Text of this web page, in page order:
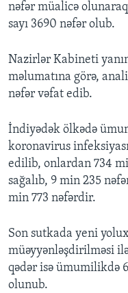
nəfər müalicə
sayı 3690 nəfər olub.
Nazirlər Kabineti
məlumatına görə,
nəfər vəfat edib.
İndiyədək ölkədə
koronavirus
edilib, onlardan 734
sağalıb, 9 min 235
min 773 nəfərdir.
Son sutkada yeni
müəyyənləşdirilməsi
qədər isə ümumilikdə
olunub.